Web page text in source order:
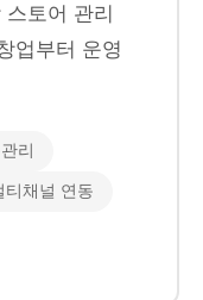
토어 관리
업부터 운영
리
티채널 연동